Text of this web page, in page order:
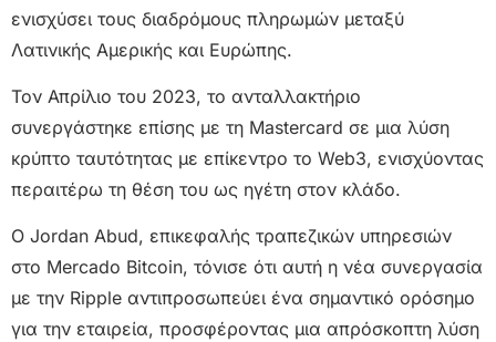
ενισχύσει τους διαδρόμους πληρωμών μεταξύ
Λατινικής Αμερικής και Ευρώπης.
Τον Απρίλιο του 2023, το ανταλλακτήριο
συνεργάστηκε επίσης με τη Mastercard σε μια λύση
κρύπτο ταυτότητας με επίκεντρο το Web3, ενισχύοντας
περαιτέρω τη θέση του ως ηγέτη στον κλάδο.
Ο Jordan Abud, επικεφαλής τραπεζικών υπηρεσιών
στο Mercado Bitcoin, τόνισε ότι αυτή η νέα συνεργασία
με την Ripple αντιπροσωπεύει ένα σημαντικό ορόσημο
για την εταιρεία, προσφέροντας μια απρόσκοπτη λύση